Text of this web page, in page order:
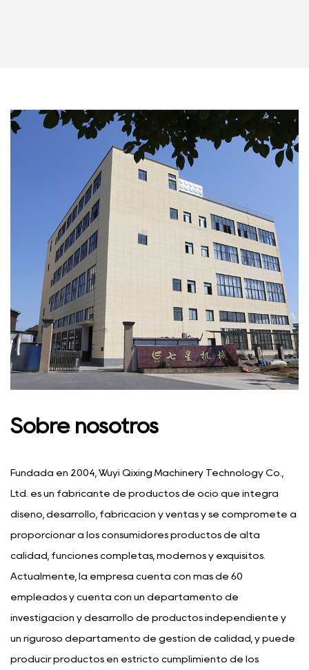
Sobre nosotros
Fundada en 2004, Wuyi Qixing Machinery Technology Co.,
Ltd. es un fabricante de productos de ocio que integra
diseño, desarrollo, fabricación y ventas y se compromete a
proporcionar a los consumidores productos de alta
calidad, funciones completas, modernos y exquisitos.
Actualmente, la empresa cuenta con más de 60
empleados y cuenta con un departamento de
investigación y desarrollo de productos independiente y
un riguroso departamento de gestión de calidad, y puede
producir productos en estricto cumplimiento de los